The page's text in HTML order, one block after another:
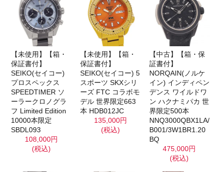
【未使用】【箱・
保証書付】
SEIKO(セイコー)
プロスペックス
SPEEDTIMER ソ
ーラークロノグラ
フ Limited Edition
10000本限定
SBDL093
108,000円
(税込)
【未使用】【箱・
保証書付】
SEIKO(セイコー) 5
スポーツ SKXシリ
ーズ FTC コラボモ
デル 世界限定663
本 HDB012JC
135,000円
(税込)
【中古】【箱・保
証書付】
NORQAIN(ノルケ
イン) インディペン
デンス ワイルドワ
ン ハクナミパカ 世
界限定500本
NNQ3000QBX1LA/
B001/3W1BR1.20
BQ
475,000円
(税込)